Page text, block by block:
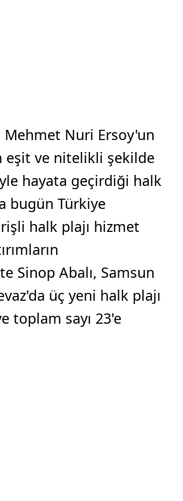
Mehmet Nuri Ersoy'un
eşit ve nitelikli şekilde
hayata geçirdiği halk
bugün Türkiye
halk plajı hizmet
Sinop Abalı, Samsun
üç yeni halk plajı
toplam sayı 23'e